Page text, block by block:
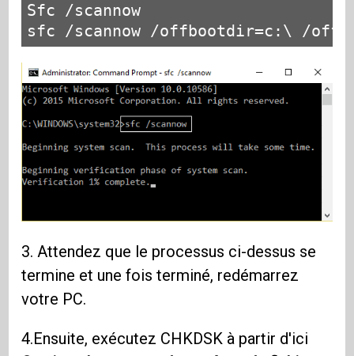
Sfc /scannow
sfc /scannow /offbootdir=c:\ /
3. Attendez que le processus ci-dessus se
termine et une fois terminé, redémarrez
votre PC.
4.Ensuite, exécutez CHKDSK à partir d'ici